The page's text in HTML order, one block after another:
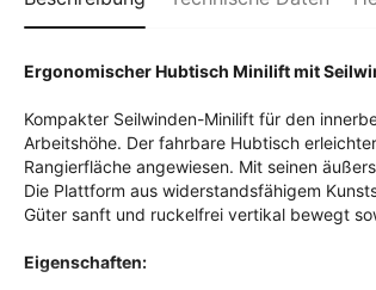
Ergonomischer Hubtisch Minilift mit
Kompakter Seilwinden-Minilift für den
Arbeitshöhe. Der fahrbare Hubtisch
Rangierfläche angewiesen. Mit seinen
Die Plattform aus widerstandsfähigem
Güter sanft und ruckelfrei vertikal bewegt
Eigenschaften: